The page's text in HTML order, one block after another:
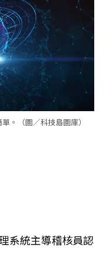
。（圖／科技島圖庫）
系統主導稽核員認